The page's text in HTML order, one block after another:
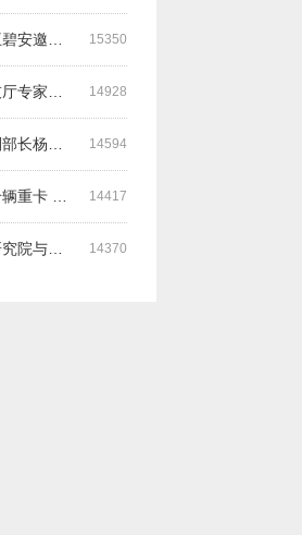
15350
14928
14594
14417
深圳科谷研究院与德国魏玛包豪斯大学交流研讨会 14370